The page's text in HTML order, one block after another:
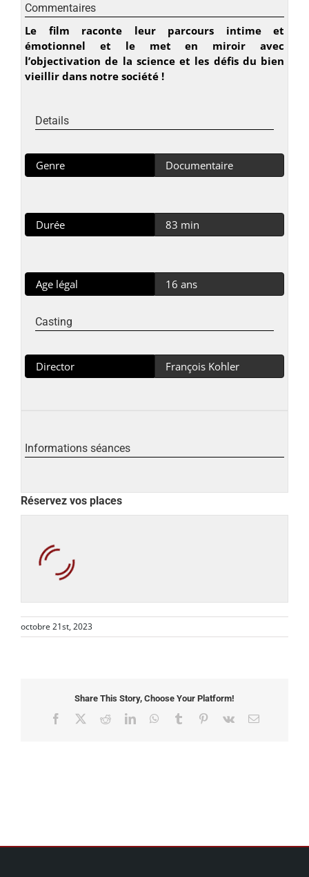
Commentaires
Le film raconte leur parcours intime et
émotionnel et le met en miroir avec
l’objectivation de la science et les défis du bien
vieillir dans notre société !
Details
Genre Documentaire
Durée 83 min
Age légal 16 ans
Casting
Director François Kohler
Informations séances
Réservez vos places
octobre 21st, 2023
Share This Story, Choose Your Platform!
Facebook RedditLinkedInWhatsApp
Tumblr Pinterest
Vk Email